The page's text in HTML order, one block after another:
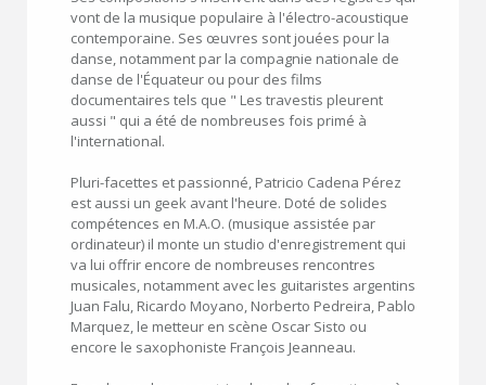
vont de la musique populaire à l'électro-acoustique
contemporaine. Ses œuvres sont jouées pour la
danse, notamment par la compagnie nationale de
danse de l'Équateur ou pour des films
documentaires tels que " Les travestis pleurent
aussi " qui a été de nombreuses fois primé à
l'international.
Pluri-facettes et passionné, Patricio Cadena Pérez
est aussi un geek avant l'heure. Doté de solides
compétences en M.A.O. (musique assistée par
ordinateur) il monte un studio d'enregistrement qui
va lui offrir encore de nombreuses rencontres
musicales, notamment avec les guitaristes argentins
Juan Falu, Ricardo Moyano, Norberto Pedreira, Pablo
Marquez, le metteur en scène Oscar Sisto ou
encore le saxophoniste François Jeanneau.